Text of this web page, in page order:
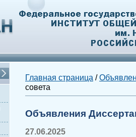
Главная страница /
совета
Объявления
27.06.2025